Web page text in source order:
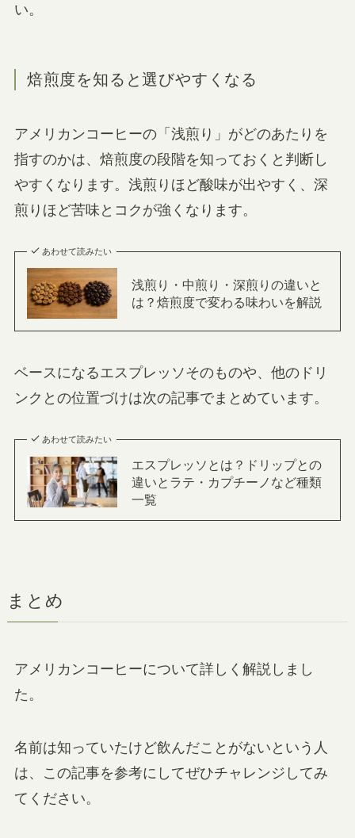
い。
焙煎度を知ると選びやすくなる
アメリカンコーヒーの「浅煎り」がどのあたりを
指すのかは、焙煎度の段階を知っておくと判断し
やすくなります。浅煎りほど酸味が出やすく、深
煎りほど苦味とコクが強くなります。
あわせて読みたい
浅煎り・中煎り・深煎りの違いと
は？焙煎度で変わる味わいを解説
ベースになるエスプレッソそのものや、他のドリ
ンクとの位置づけは次の記事でまとめています。
あわせて読みたい
エスプレッソとは？ドリップとの
違いとラテ・カプチーノなど種類
一覧
まとめ
アメリカンコーヒーについて詳しく解説しまし
た。
名前は知っていたけど飲んだことがないという人
は、この記事を参考にしてぜひチャレンジしてみ
てください。